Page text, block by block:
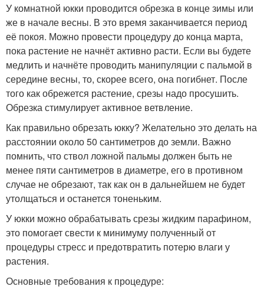
У комнатной юкки проводится обрезка в конце зимы или
же в начале весны. В это время заканчивается период
её покоя. Можно провести процедуру до конца марта,
пока растение не начнёт активно расти. Если вы будете
медлить и начнёте проводить манипуляции с пальмой в
середине весны, то, скорее всего, она погибнет. После
того как обрежется растение, срезы надо просушить.
Обрезка стимулирует активное ветвление.
Как правильно обрезать юкку? Желательно это делать на
расстоянии около 50 сантиметров до земли. Важно
помнить, что ствол ложной пальмы должен быть не
менее пяти сантиметров в диаметре, его в противном
случае не обрезают, так как он в дальнейшем не будет
утолщаться и останется тоненьким.
У юкки можно обрабатывать срезы жидким парафином,
это помогает свести к минимуму полученный от
процедуры стресс и предотвратить потерю влаги у
растения.
Основные требования к процедуре: